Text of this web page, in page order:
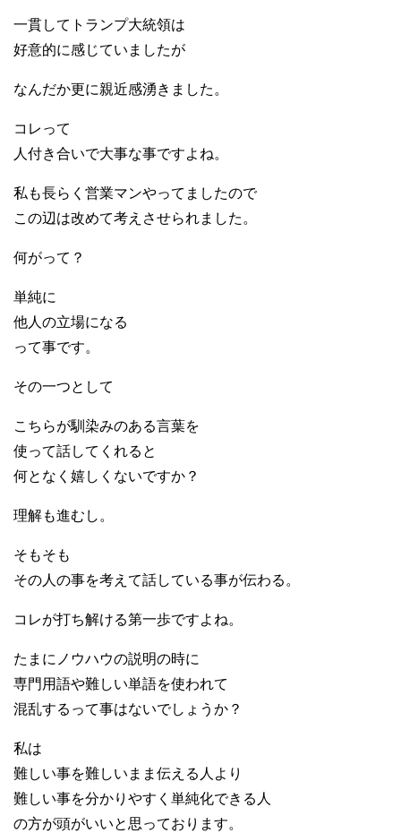
一貫してトランプ大統領は
好意的に感じていましたが
なんだか更に親近感湧きました。
コレって
人付き合いで大事な事ですよね。
私も長らく営業マンやってましたので
この辺は改めて考えさせられました。
何がって？
単純に
他人の立場になる
って事です。
その一つとして
こちらが馴染みのある言葉を
使って話してくれると
何となく嬉しくないですか？
理解も進むし。
そもそも
その人の事を考えて話している事が伝わる。
コレが打ち解ける第一歩ですよね。
たまにノウハウの説明の時に
専門用語や難しい単語を使われて
混乱するって事はないでしょうか？
私は
難しい事を難しいまま伝える人より
難しい事を分かりやすく単純化できる人
の方が頭がいいと思っております。